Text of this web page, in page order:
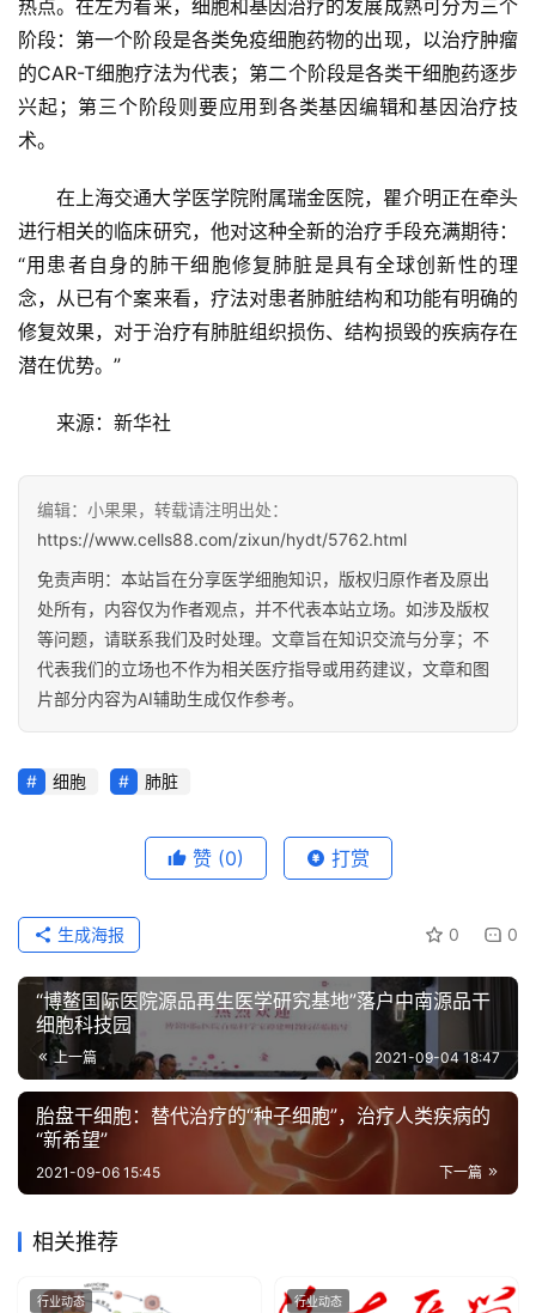
热点。在左为看来，细胞和基因治疗的发展成熟可分为三个
阶段：第一个阶段是各类免疫细胞药物的出现，以治疗肿瘤
的CAR-T细胞疗法为代表；第二个阶段是各类干细胞药逐步
兴起；第三个阶段则要应用到各类基因编辑和基因治疗技
术。
在上海交通大学医学院附属瑞金医院，瞿介明正在牵头
进行相关的临床研究，他对这种全新的治疗手段充满期待：
“用患者自身的肺干细胞修复肺脏是具有全球创新性的理
念，从已有个案来看，疗法对患者肺脏结构和功能有明确的
修复效果，对于治疗有肺脏组织损伤、结构损毁的疾病存在
潜在优势。”
来源：新华社
编辑：小果果，转载请注明出处：
https://www.cells88.com/zixun/hydt/5762.html
免责声明：本站旨在分享医学细胞知识，版权归原作者及原出
处所有，内容仅为作者观点，并不代表本站立场。如涉及版权
等问题，请联系我们及时处理。文章旨在知识交流与分享；不
代表我们的立场也不作为相关医疗指导或用药建议，文章和图
片部分内容为AI辅助生成仅作参考。
细胞 肺脏
赞 (0) 打赏
0 0
生成海报
“博鳌国际医院源品再生医学研究基地”落户中南源品干
细胞科技园
上一篇 2021-09-04 18:47
胎盘干细胞：替代治疗的“种子细胞”，治疗人类疾病的
“新希望”
下一篇
2021-09-06 15:45
相关推荐
行业动态 行业动态